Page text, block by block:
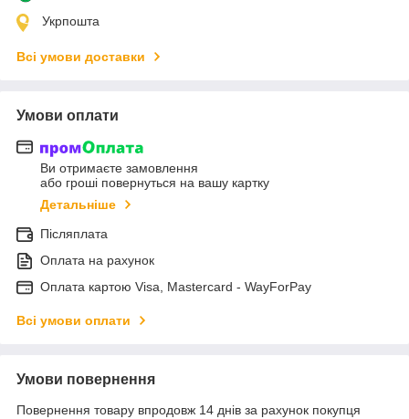
Укрпошта
Всі умови доставки
Умови оплати
Ви отримаєте замовлення
або гроші повернуться на вашу картку
Детальніше
Післяплата
Оплата на рахунок
Оплата картою Visa, Mastercard - WayForPay
Всі умови оплати
Умови повернення
Повернення товару впродовж 14 днів за рахунок покупця